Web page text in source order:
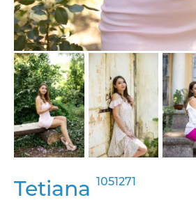
Tetiana 1051271